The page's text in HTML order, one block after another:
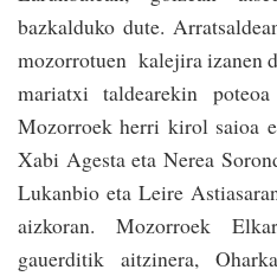
bazkalduko dute.
mozorrotuen kalejira izanen
mariatxi taldearekin
Mozorroek herri kirol saioa
Xabi Ages­ta eta Nerea
Lukanbio eta Leire
aizkoran. Mozo­rroek
gauerditik aitzinera,